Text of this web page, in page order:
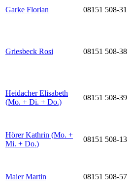
Garke Florian 08151 508-31
Griesbeck Rosi 08151 508-38
Heidacher Elisabeth
(Mo. + Di. + Do.)
08151 508-39
Hörer Kathrin (Mo. +
Mi. + Do.)
08151 508-13
Maier Martin 08151 508-57